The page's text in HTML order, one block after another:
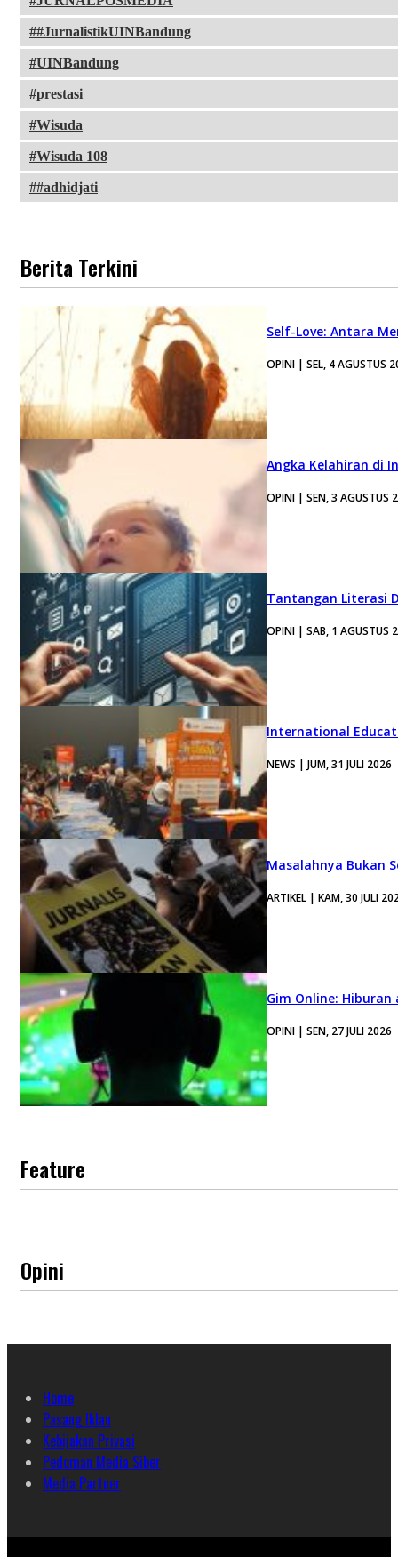
#JurnalistikUINBandung
UINBandung
prestasi
Wisuda
Wisuda 108
#adhidjati
Berita Terkini
Self-Love: Antara
OPINI | SEL, 4 AGUSTUS
Angka Kelahiran di
OPINI | SEN, 3 AGUSTUS
Tantangan Literasi
OPINI | SAB, 1 AGUSTUS
International
NEWS | JUM, 31 JULI 2026
Masalahnya Bukan
ARTIKEL | KAM, 30 JULI
Gim Online:
OPINI | SEN, 27 JULI 2026
Feature
Opini
Home
Pasang Iklan
Kebijakan Privasi
Pedoman Media Siber
Media Partner